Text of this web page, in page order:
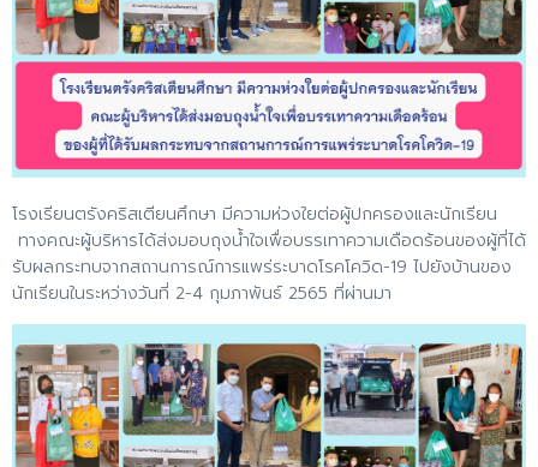
โรงเรียนตรังคริสเตียนศึกษา มีความห่วงใยต่อผู้ปกครองและนักเรียน
ทางคณะผู้บริหารได้ส่งมอบถุงน้ำใจเพื่อบรรเทาความเดือดร้อนของผู้ที่ได้
รับผลกระทบจากสถานการณ์การแพร่ระบาดโรคโควิด-19 ไปยังบ้านของ
นักเรียนในระหว่างวันที่ 2-4 กุมภาพันธ์ 2565 ที่ผ่านมา